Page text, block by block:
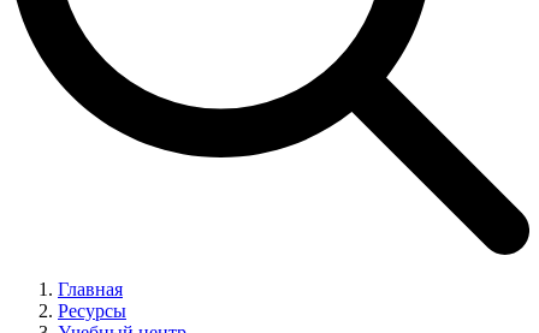
Главная
Ресурсы